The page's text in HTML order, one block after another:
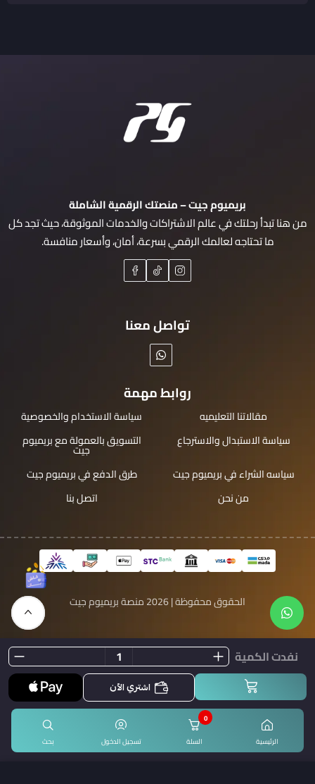
نفدت الكمية
اشتري الآن
بريميوم جيت – منصتك الرقمية الشاملة
من هنا تبدأ رحلتك في عالم الاشتراكات والخدمات الموثوقة، حيث تجد كل
ما تحتاجه لعالمك الرقمي بسرعة، أمان، وأسعار منافسة.
تواصل معنا
روابط مهمة
مقالاتنا التعليميه
سياسة الاستخدام والخصوصية
سياسة الاستبدال والاسترجاع
التسويق بالعمولة مع بريميوم
جيت
سياسه الشراء في بريميوم جيت
طرق الدفع في بريميوم جيت
من نحن
اتصل بنا
الحقوق محفوظة | 2026 منصة بريميوم جيت
الرئيسية
0
السلة
تسجيل الدخول بحث